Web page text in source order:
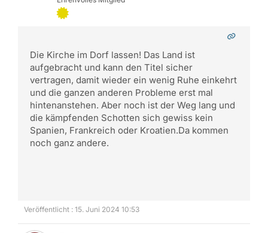
Die Kirche im Dorf lassen! Das Land ist
aufgebracht und kann den Titel sicher
vertragen, damit wieder ein wenig Ruhe einkehrt
und die ganzen anderen Probleme erst mal
hintenanstehen. Aber noch ist der Weg lang und
die kämpfenden Schotten sich gewiss kein
Spanien, Frankreich oder Kroatien.Da kommen
noch ganz andere.
Veröffentlicht : 15. Juni 2024 10:53